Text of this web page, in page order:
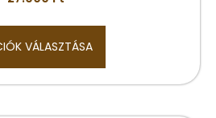
VÁLASZTÁSA